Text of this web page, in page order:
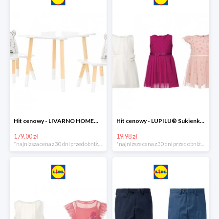
Hit cenowy - LIVARNO HOME® Stolik i 2 krzesełka dla dzieci
179.00 zł
Hit cenowy - LUPILU® Sukienka niemowlęca
19.98 zł